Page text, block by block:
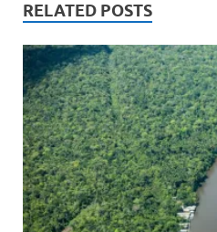
RELATED POSTS